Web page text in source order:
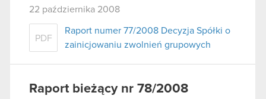
22 października 2008
PDF
Raport numer 77/2008 Decyzja Spółki o
zainicjowaniu zwolnień grupowych
Raport bieżący nr 78/2008